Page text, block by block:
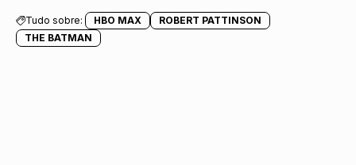
Tudo sobre: HBO MAX
ROBERT PATTINSON
THE BATMAN